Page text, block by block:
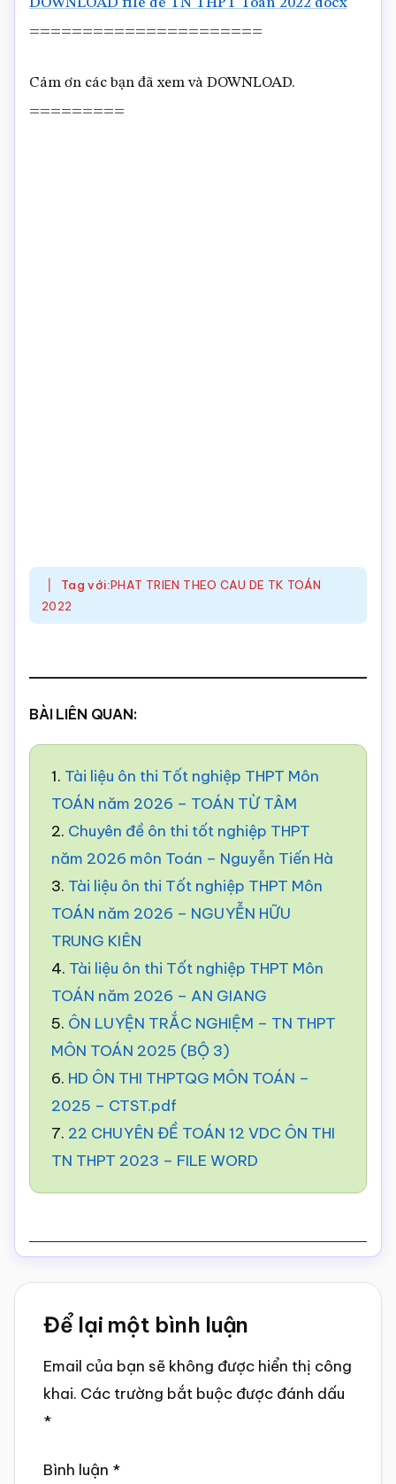
DOWNLOAD file de TN THPT Toan 2022 docx
======================
Cám ơn các bạn đã xem và DOWNLOAD.
=========
Tag với:PHAT TRIEN THEO CAU DE TK TOÁN
2022
BÀI LIÊN QUAN:
1. Tài liệu ôn thi Tốt nghiệp THPT Môn
TOÁN năm 2026 – TOÁN TỪ TÂM
2. Chuyên đề ôn thi tốt nghiệp THPT
năm 2026 môn Toán – Nguyễn Tiến Hà
3. Tài liệu ôn thi Tốt nghiệp THPT Môn
TOÁN năm 2026 – NGUYỄN HỮU
TRUNG KIÊN
4. Tài liệu ôn thi Tốt nghiệp THPT Môn
TOÁN năm 2026 – AN GIANG
5. ÔN LUYỆN TRẮC NGHIỆM – TN THPT
MÔN TOÁN 2025 (BỘ 3)
6. HD ÔN THI THPTQG MÔN TOÁN –
2025 – CTST.pdf
7. 22 CHUYÊN ĐỀ TOÁN 12 VDC ÔN THI
TN THPT 2023 – FILE WORD
Reader
Interactions
Để lại một bình luận
Email của bạn sẽ không được hiển thị công
khai. Các trường bắt buộc được đánh dấu
*
Bình luận *